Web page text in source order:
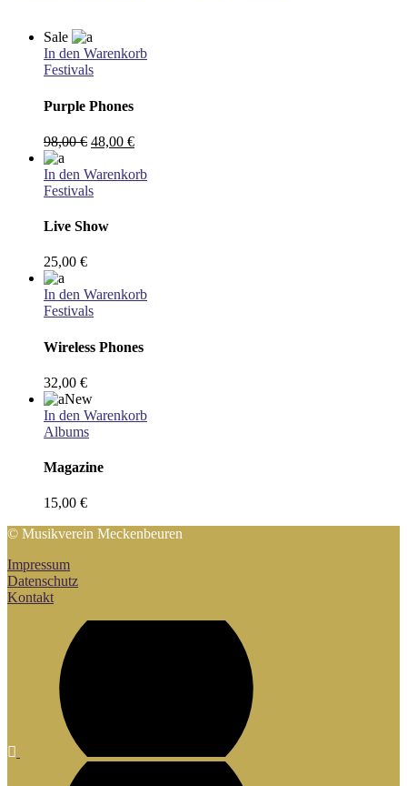
Sale
In den Warenkorb
Festivals
Purple Phones
98,00€ Ursprünglicher
war:
98,00 €
48,00 €Aktueller
ist:
In den Warenkorb
Festivals
Live Show
25,00 €
In den Warenkorb
Festivals
Wireless Phones
32,00 €
New
In den Warenkorb
Albums
Magazine
15,00 €
© Musikverein Meckenbeuren
Impressum
Datenschutz
Kontakt